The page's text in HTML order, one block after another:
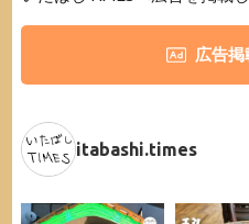
広告掲
itabashi.times